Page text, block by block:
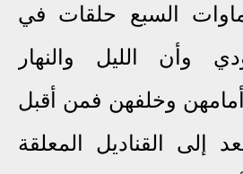
السبع حلقات في
وأن الليل والنهار
أمامهن وخلفهن فمن أقبل
إلى القناديل المعلقة